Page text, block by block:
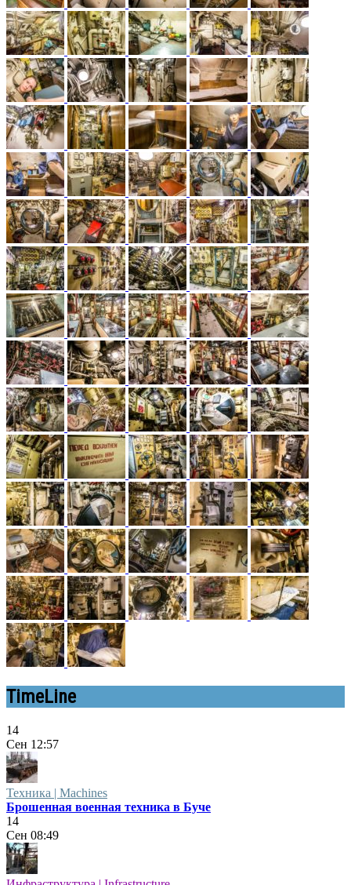
TimeLine
14
Сен 12:57
Техника | Machines
Брошенная военная техника в Буче
14
Сен 08:49